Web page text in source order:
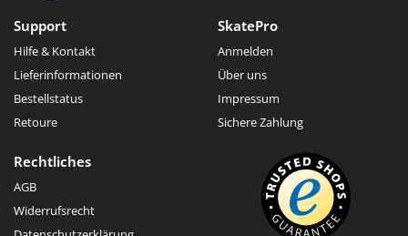
Support
Hilfe & Kontakt
Lieferinformationen
Bestellstatus
Retoure
SkatePro
Anmelden
Über uns
Impressum
Sichere Zahlung
Rechtliches
AGB
Widerrufsrecht